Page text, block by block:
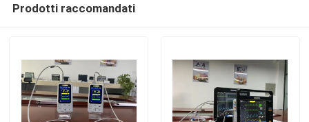
Prodotti raccomandati